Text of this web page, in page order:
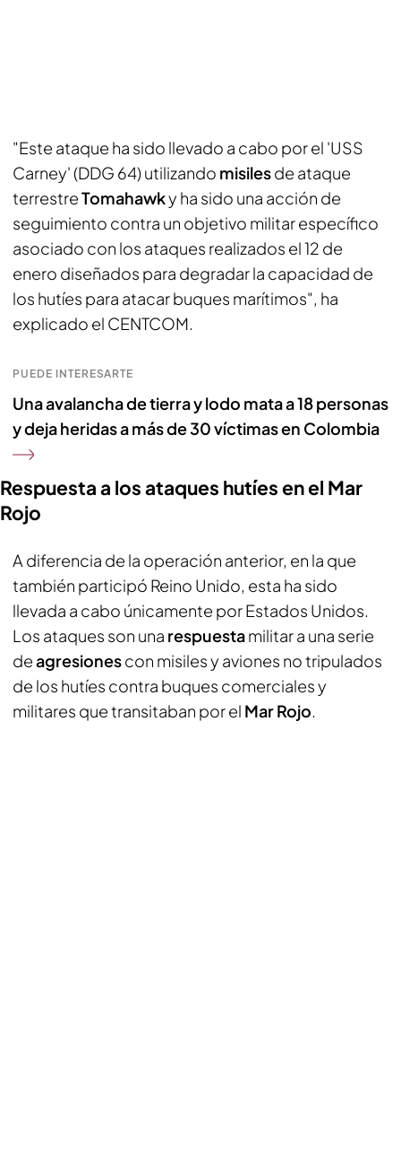
"Este ataque ha sido llevado a cabo por el 'USS
Carney' (DDG 64) utilizando misilesde ataque
terrestreTomahawky ha sido una acción de
seguimiento contra un objetivo militar específico
asociado con los ataques realizados el 12 de
enero diseñados para degradar la capacidad de
los hutíes para atacar buques marítimos", ha
explicado el CENTCOM.
PUEDE INTERESARTE
Una avalancha de tierra y lodo mata a 18 personas
y deja heridas a más de 30 víctimas en Colombia
Respuesta a los ataques hutíes en el Mar
Rojo
A diferencia de la operación anterior, en la que
también participó Reino Unido, esta ha sido
llevada a cabo únicamente por Estados Unidos.
Los ataques son una respuestamilitar a una serie
deagresionescon misiles y aviones no tripulados
de los hutíes contra buques comerciales y
militares que transitaban por el Mar Rojo.